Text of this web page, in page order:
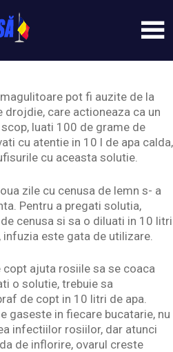
pot fi auzite de la
care actioneaza ca un
luati 100 de grame de
cu atentie in 10 l de apa calda,
cu aceasta solutie.
zile cu cenusa de lemn s- a
Pentru a pregati solutia,
cenusa si sa o diluati in 10 litri
este gata de utilizare.
ajuta rosiile sa se coaca
o solutie, trebuie sa
de copt in 10 litri de apa.
gaseste in fiecare bucatarie, nu
infectiilor rosiilor, dar atunci
de inflorire, ovarul creste